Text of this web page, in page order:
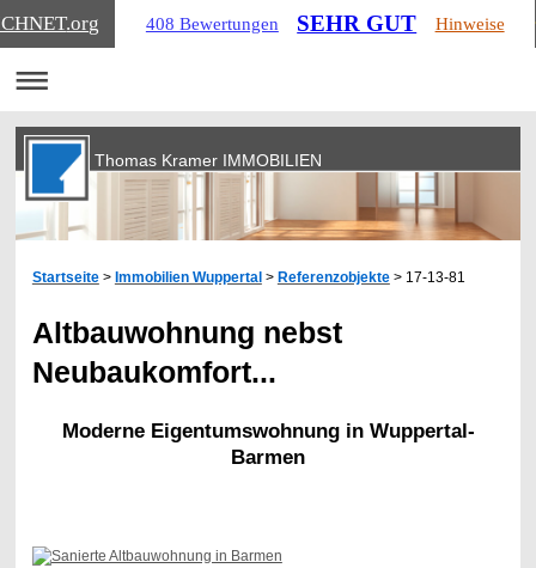
.org 408 Bewertungen SEHR GUT Hinweise
Thomas Kramer IMMOBILIEN
Startseite> Immobilien Wuppertal > Referenzobjekte > 17-13-81
Altbauwohnung nebst
Neubaukomfort...
Moderne Eigentumswohnung in Wuppertal-
Barmen